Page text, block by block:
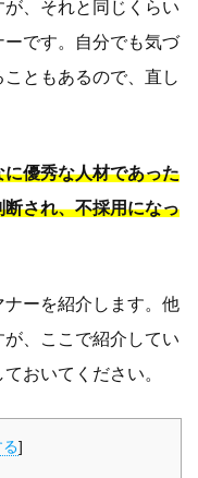
、それと同じくらい
です。自分でも気づ
ともあるので、直し
優秀な人材であった
され、不採用になっ
ーを紹介します。他
、ここで紹介してい
おいてください。
]